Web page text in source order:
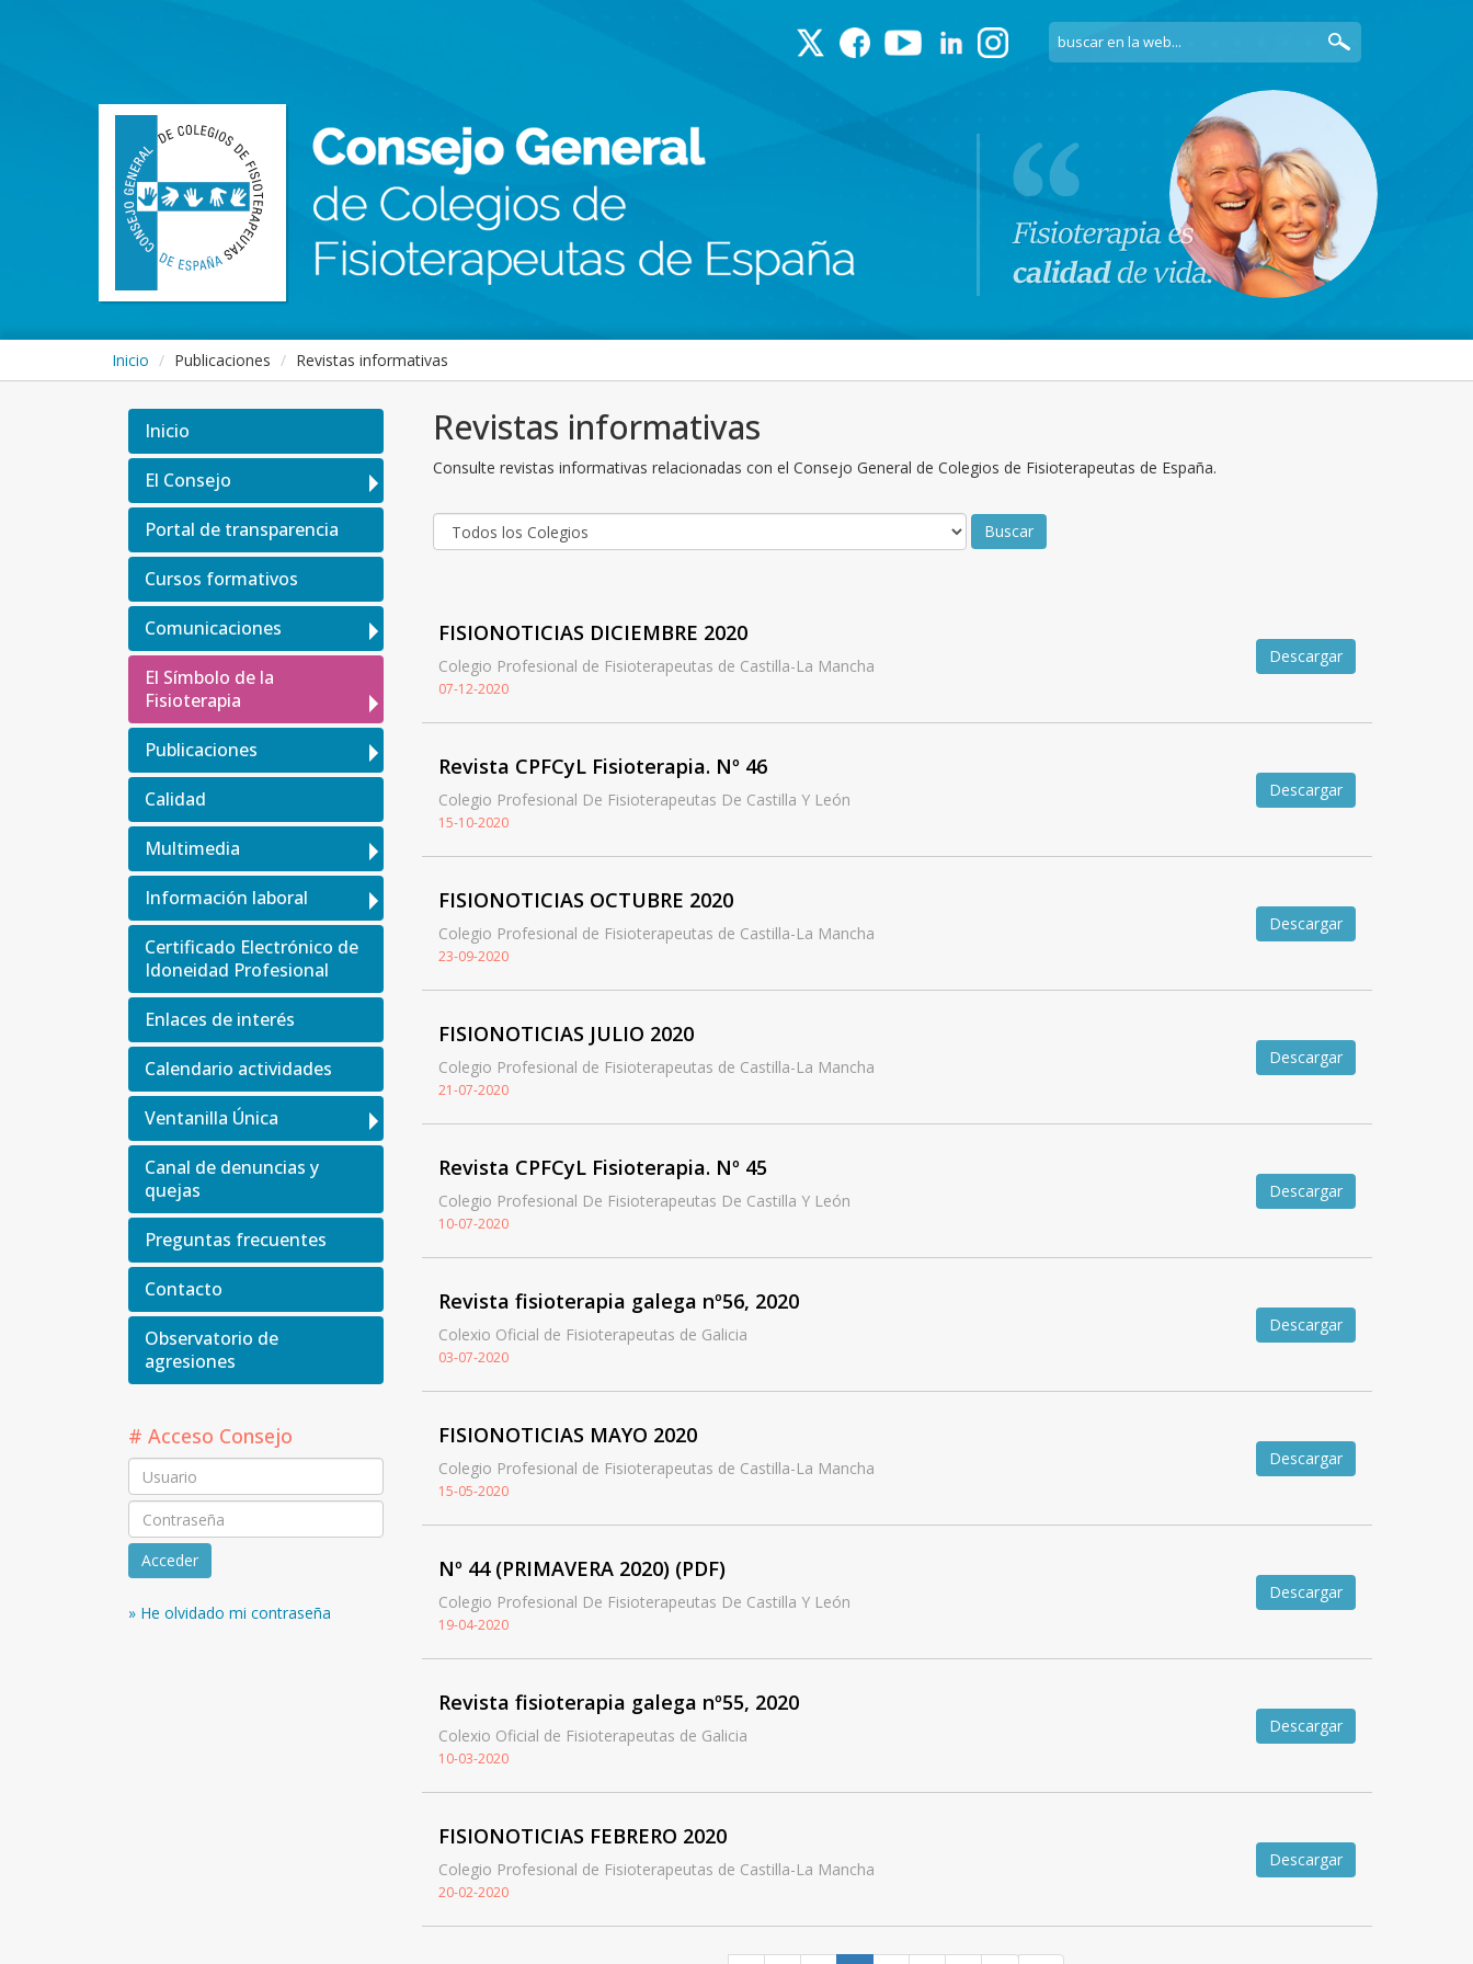
Inicio Publicaciones Revistas informativas
Inicio
El Consejo
Portal de transparencia
Cursos formativos
Comunicaciones
El Símbolo de la
Fisioterapia
Publicaciones
Calidad
Multimedia
Información laboral
Certificado Electrónico de
Idoneidad Profesional
Enlaces de interés
Calendario actividades
Ventanilla Única
Canal de denuncias y
quejas
Preguntas frecuentes
Contacto
Observatorio de
agresiones
# Acceso Consejo
Acceder
» He olvidado mi contraseña
Revistas informativas
Consulte revistas informativas relacionadas con el Consejo General de Colegios de Fisioterapeutas de España.
FISIONOTICIAS DICIEMBRE 2020
Colegio Profesional de Fisioterapeutas de Castilla-La Mancha
07-12-2020
Descargar
Revista CPFCyL Fisioterapia. Nº 46
Colegio Profesional De Fisioterapeutas De Castilla Y León
15-10-2020
Descargar
FISIONOTICIAS OCTUBRE 2020
Colegio Profesional de Fisioterapeutas de Castilla-La Mancha
23-09-2020
Descargar
FISIONOTICIAS JULIO 2020
Colegio Profesional de Fisioterapeutas de Castilla-La Mancha
21-07-2020
Descargar
Revista CPFCyL Fisioterapia. Nº 45
Colegio Profesional De Fisioterapeutas De Castilla Y León
10-07-2020
Descargar
Revista fisioterapia galega nº56, 2020
Colexio Oficial de Fisioterapeutas de Galicia
03-07-2020
Descargar
FISIONOTICIAS MAYO 2020
Colegio Profesional de Fisioterapeutas de Castilla-La Mancha
15-05-2020
Descargar
Nº 44 (PRIMAVERA 2020) (PDF)
Colegio Profesional De Fisioterapeutas De Castilla Y León
19-04-2020
Descargar
Revista fisioterapia galega nº55, 2020
Colexio Oficial de Fisioterapeutas de Galicia
10-03-2020
Descargar
FISIONOTICIAS FEBRERO 2020
Colegio Profesional de Fisioterapeutas de Castilla-La Mancha
20-02-2020
Descargar